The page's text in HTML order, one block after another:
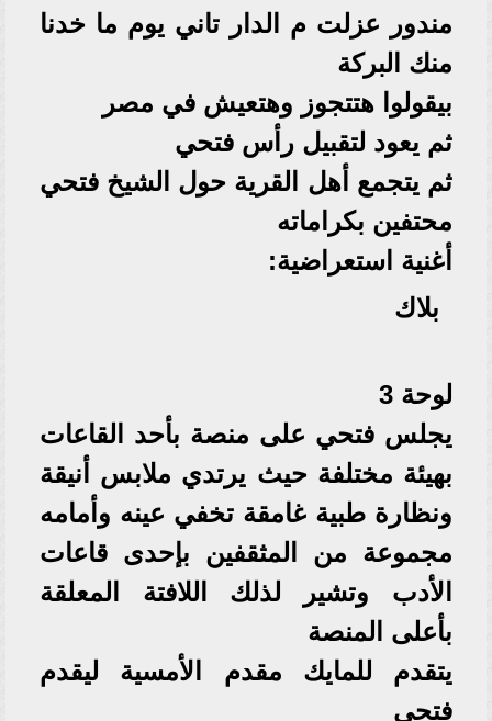
مندور عزلت م الدار تاني يوم ما خدنا
منك البركة
بيقولوا هتتجوز وهتعيش في مصر
ثم يعود لتقبيل رأس فتحي
ثم يتجمع أهل القرية حول الشيخ فتحي
محتفين بكراماته
أغنية استعراضية:
بلاك
لوحة 3
يجلس فتحي على منصة بأحد القاعات
بهيئة مختلفة حيث يرتدي ملابس أنيقة
ونظارة طبية غامقة تخفي عينه وأمامه
مجموعة من المثقفين بإحدى قاعات
الأدب وتشير لذلك اللافتة المعلقة
بأعلى المنصة
يتقدم للمايك مقدم الأمسية ليقدم
فتحي